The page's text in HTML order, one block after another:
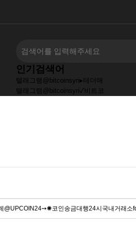
인기검색어
텔래그램@bitcoinsyri▸테더매
텔래그램@bitcoinsyri✓비트코